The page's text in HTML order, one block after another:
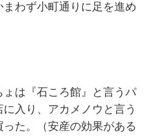
わず小町通りに足を進め
は『石ころ館』と言うパ
入り、アカメノウと言う
た。（安産の効果がある